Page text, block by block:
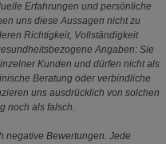
Erfahrungen und persönliche
uns diese Aussagen nicht zu
Richtigkeit, Vollständigkeit
Angaben: Sie
Kunden und dürfen nicht als
Beratung oder verbindliche
uns ausdrücklich von solchen
noch als falsch.
negative Bewertungen. Jede